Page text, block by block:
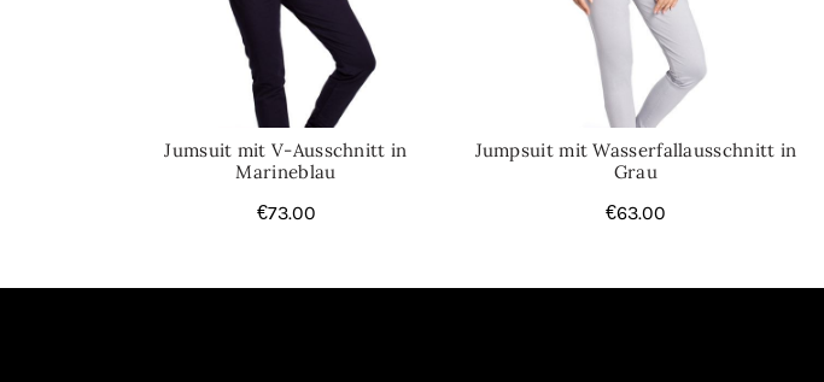
Jumsuit mit V-Ausschnitt in
Marineblau
€73.00
Jumpsuit mit Wasserfallausschnitt in
Grau
€63.00